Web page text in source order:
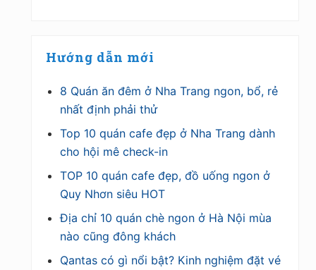
Hướng dẫn mới
8 Quán ăn đêm ở Nha Trang ngon, bổ, rẻ
nhất định phải thử
Top 10 quán cafe đẹp ở Nha Trang dành
cho hội mê check-in
TOP 10 quán cafe đẹp, đồ uống ngon ở
Quy Nhơn siêu HOT
Địa chỉ 10 quán chè ngon ở Hà Nội mùa
nào cũng đông khách
Qantas có gì nổi bật? Kinh nghiệm đặt vé